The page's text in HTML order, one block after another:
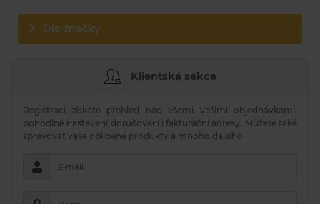
Dle značky
Klientská sekce
Registrací získáte přehled nad všemi Vašimi objednávkami,
pohodlné nastavení doručovací i fakturační adresy. Můžete také
spravovat vaše oblíbené produkty a mnoho dalšího.
E-mail